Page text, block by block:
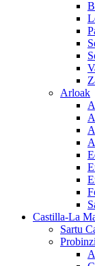
Arloak
Castilla-La
Sartu